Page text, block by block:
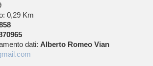
0,29 Km
dati: Alberto Romeo Vian